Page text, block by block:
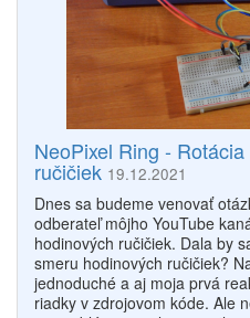
NeoPixel Ring -
ručičiek 19.12.2021
Dnes sa budeme venovať
odberateľ môjho YouTube
hodinových ručičiek. Dala by
smeru hodinových ručičiek?
jednoduché a aj moja prvá
riadky v zdrojovom kóde. Ale